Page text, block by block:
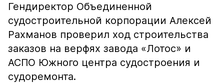
Гендиректор Объединенной
судостроительной корпорации Алексей
Рахманов проверил ход строительства
заказов на верфях завода «Лотос» и
АСПО Южного центра судостроения и
судоремонта.